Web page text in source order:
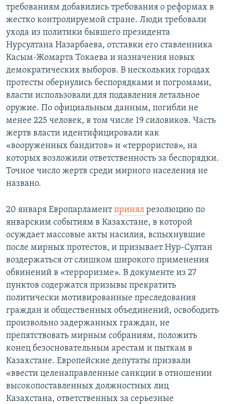
требованиям добавились требования о реформах в
жестко контролируемой стране. Люди требовали
ухода из политики бывшего президента
Нурсултана Назарбаева, отставки его ставленника
Касым-Жомарта Токаева и назначения новых
демократических выборов. В нескольких городах
протесты обернулись беспорядками и погромами,
власти использовали для подавления летальное
оружие. По официальным данным, погибли не
менее 225 человек, в том числе 19 силовиков. Часть
жертв власти идентифицировали как
«вооруженных бандитов» и «террористов», на
которых возложили ответственность за беспорядки.
Точное число жертв среди мирного населения не
названо.
20 января Европарламентпринял резолюцию по
январским событиям в Казахстане, в которой
осуждает массовые акты насилия, вспыхнувшие
после мирных протестов, и призывает Нур-Султан
воздержаться от слишком широкого применения
обвинений в «терроризме». В документе из 27
пунктов содержатся призывы прекратить
политически мотивированные преследования
граждан и общественных объединений, освободить
произвольно задержанных граждан, не
препятствовать мирным собраниям, положить
конец безосновательным арестам и пыткам в
Казахстане. Европейские депутаты призвали
«ввести целенаправленные санкции в отношении
высокопоставленных должностных лиц
Казахстана, ответственных за серьезные